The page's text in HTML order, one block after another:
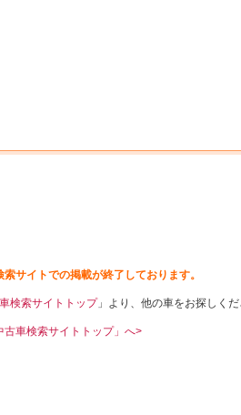
サイトでの掲載が終了しております。
検索サイトトップ」より、他の車をお探しくだ
古車検索サイトトップ」へ>